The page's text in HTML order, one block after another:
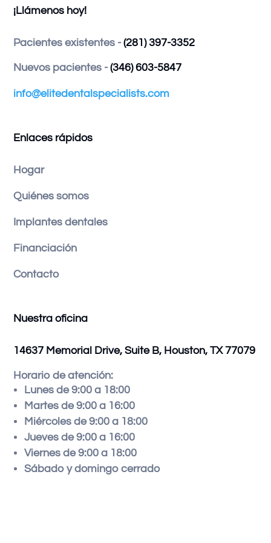
¡Llámenos hoy!
Pacientes existentes - (281) 397-3352
Nuevos pacientes -(346) 603-5847
info@elitedentalspecialists.com
Enlaces rápidos
Hogar
Quiénes somos
Implantes dentales
Financiación
Contacto
Nuestra oficina
14637 Memorial Drive, Suite B, Houston, TX 77079
Horario de atención:
Lunes de 9:00 a 18:00
Martes de 9:00 a 16:00
Miércoles de 9:00 a 18:00
Jueves de 9:00 a 16:00
Viernes de 9:00 a 18:00
Sábado y domingo cerrado